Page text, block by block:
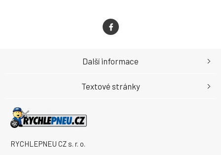
RYCHLEPNEU CZ s. r. o.
Další informace
Textové stránky